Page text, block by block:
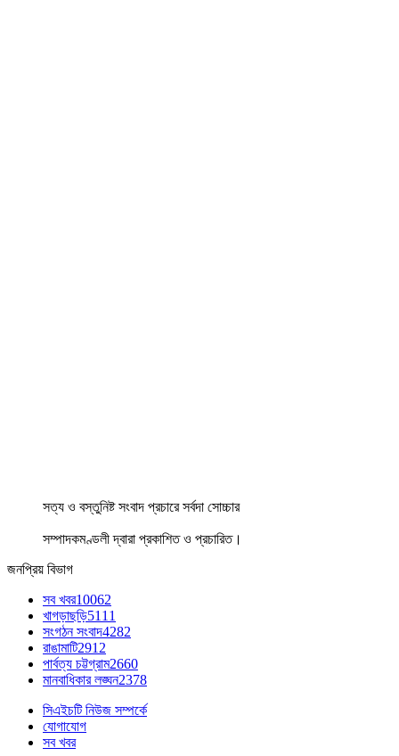
সত্য ও বস্তুনিষ্ট সংবাদ প্রচারে সর্বদা সোচ্চার
সম্পাদকমণ্ডলী দ্বারা প্রকাশিত ও প্রচারিত।
জনপ্রিয় বিভাগ
সব খবর10062
খাগড়াছড়ি5111
সংগঠন সংবাদ4282
রাঙামাটি2912
পার্বত্য চট্টগ্রাম2660
মানবাধিকার লঙ্ঘন2378
সিএইচটি নিউজ সম্পর্কে
যোগাযোগ
সব খবর